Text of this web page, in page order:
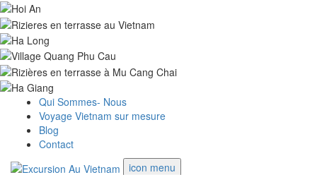
Qui Sommes- Nous
Voyage Vietnam sur mesure
Blog
Contact
icon menu